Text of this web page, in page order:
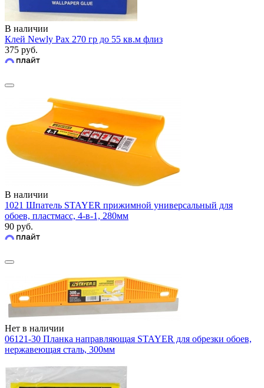
В наличии
Клей Newly Pax 270 гр до 55 кв.м флиз
375 руб.
В наличии
1021 Шпатель STAYER прижимной универсальный для
обоев, пластмасс, 4-в-1, 280мм
90 руб.
Нет в наличии
06121-30 Планка направляющая STAYER для обрезки обоев,
нержавеющая сталь, 300мм